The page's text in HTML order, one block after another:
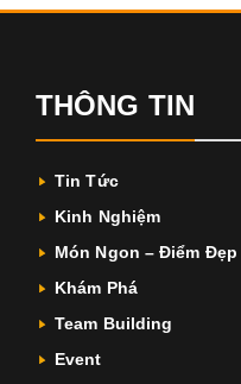
THÔNG TIN
Tin Tức
Kinh Nghiệm
Món Ngon – Điểm Đẹp
Khám Phá
Team Building
Event